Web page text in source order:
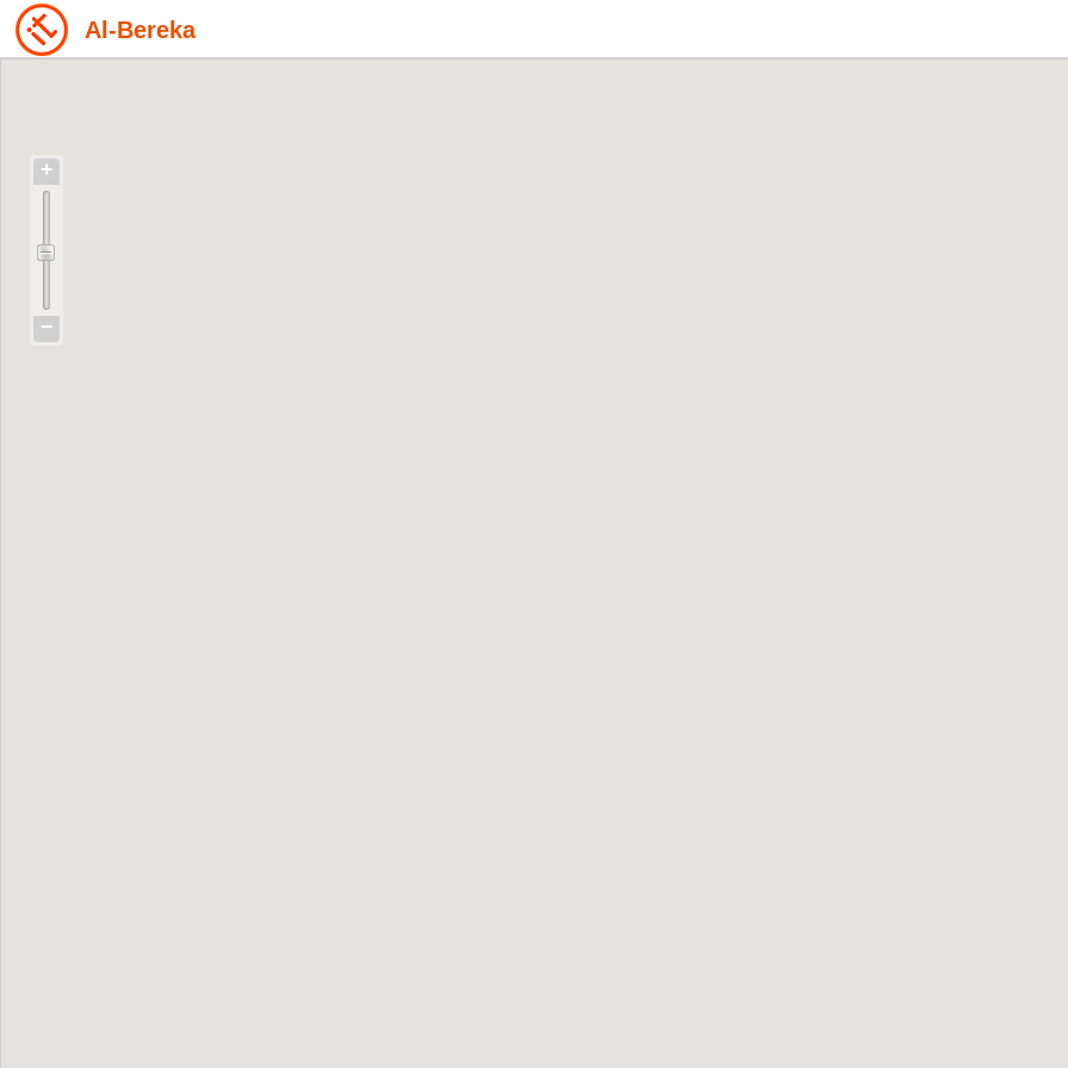
Al-Bereka
+
−